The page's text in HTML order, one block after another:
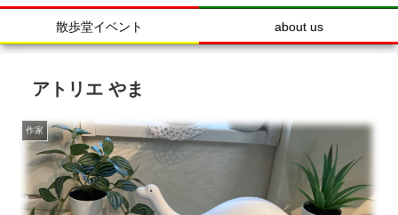
散歩堂イベント about us
アトリエ やま
作家